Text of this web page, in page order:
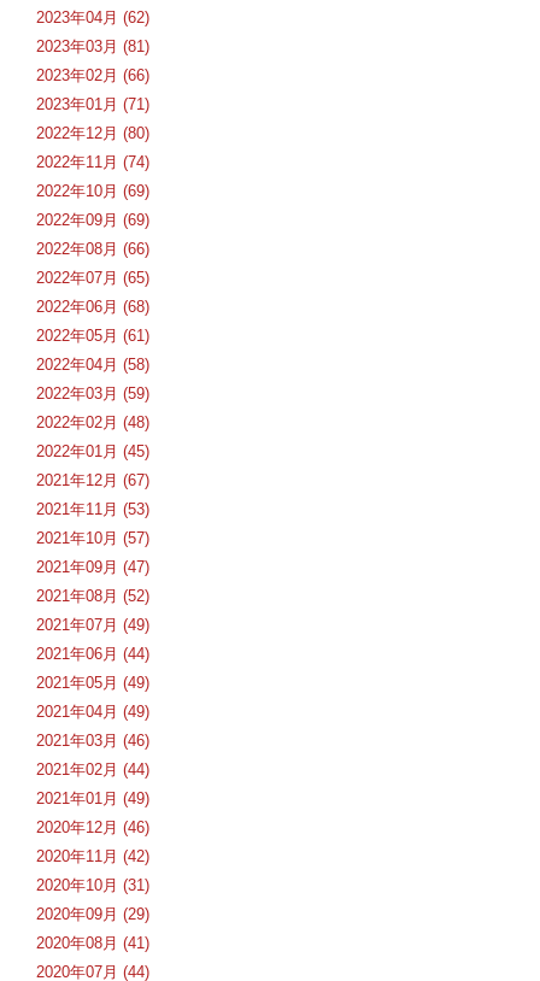
2023年04月 (62)
2023年03月 (81)
2023年02月 (66)
2023年01月 (71)
2022年12月 (80)
2022年11月 (74)
2022年10月 (69)
2022年09月 (69)
2022年08月 (66)
2022年07月 (65)
2022年06月 (68)
2022年05月 (61)
2022年04月 (58)
2022年03月 (59)
2022年02月 (48)
2022年01月 (45)
2021年12月 (67)
2021年11月 (53)
2021年10月 (57)
2021年09月 (47)
2021年08月 (52)
2021年07月 (49)
2021年06月 (44)
2021年05月 (49)
2021年04月 (49)
2021年03月 (46)
2021年02月 (44)
2021年01月 (49)
2020年12月 (46)
2020年11月 (42)
2020年10月 (31)
2020年09月 (29)
2020年08月 (41)
2020年07月 (44)